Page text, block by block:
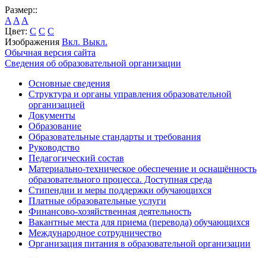
Размер::
A A A
Цвет: C C C
Изображения Вкл. Выкл.
Обычная версия сайта
Сведения об образовательной организации
Основные сведения
Структура и органы управления образовательной
организацией
Документы
Образование
Образовательные стандарты и требования
Руководство
Педагогический состав
Материально-техническое обеспечение и оснащённость
образовательного процесса. Доступная среда
Стипендии и меры поддержки обучающихся
Платные образовательные услуги
Финансово-хозяйственная деятельность
Вакантные места для приема (перевода) обучающихся
Международное сотрудничество
Организация питания в образовательной организации